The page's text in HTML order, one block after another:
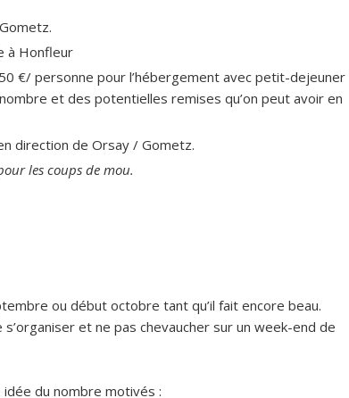
à Honfleur
€/ personne pour l’hébergement avec petit-dejeuner
et des potentielles remises qu’on peut avoir en
direction de Orsay / Gometz.
les coups de mou.
ou début octobre tant qu’il fait encore beau.
et ne pas chevaucher sur un week-end de
idée du nombre motivés :